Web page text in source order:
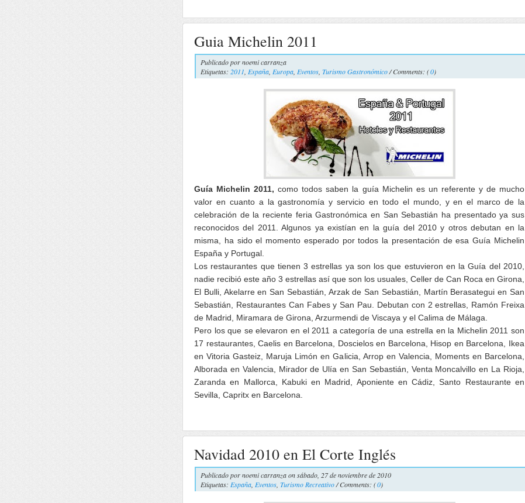
Guia Michelin 2011
Publicado pornoemi carranza
Etiquetas: 2011 España Europa Eventos Turismo Gastronómico/ Comments: (0)
Guía Michelin 2011,como todos saben la guía Michelin es un referente y de mucho
valor en cuanto a la gastronomía y servicio en todo el mundo, y en el marco de la
celebración de la reciente feria Gastronómica en San Sebastián ha presentado ya sus
reconocidos del 2011. Algunos ya existían en la guía del 2010 y otros debutan en la
misma, ha sido el momento esperado por todos la presentación de esa Guía Michelin
España y Portugal.
Los restaurantes que tienen 3 estrellas ya son los que estuvieron en la Guía del 2010,
nadie recibió este año 3 estrellas así que son los usuales, Celler de Can Roca en Girona,
El Bulli, Akelarre en San Sebastián, Arzak de San Sebastián, Martín Berasategui en San
Sebastián, Restaurantes Can Fabes y San Pau. Debutan con 2 estrellas, Ramón Freixa
de Madrid, Miramara de Girona, Arzurmendi de Viscaya y el Calima de Málaga.
Pero los que se elevaron en el 2011 a categoría de una estrella en la Michelin 2011 son
17 restaurantes, Caelis en Barcelona, Doscielos en Barcelona, Hisop en Barcelona, Ikea
en Vitoria Gasteiz, Maruja Limón en Galicia, Arrop en Valencia, Moments en Barcelona,
Alborada en Valencia, Mirador de Ulía en San Sebastián, Venta Moncalvillo en La Rioja,
Zaranda en Mallorca, Kabuki en Madrid, Aponiente en Cádiz, Santo Restaurante en
Sevilla, Capritx en Barcelona.
Navidad 2010 en El Corte Inglés
Publicado pornoemi carranzaon sábado, 27 de noviembre de 2010
Etiquetas: España Eventos Turismo Recreativo/ Comments: (0)